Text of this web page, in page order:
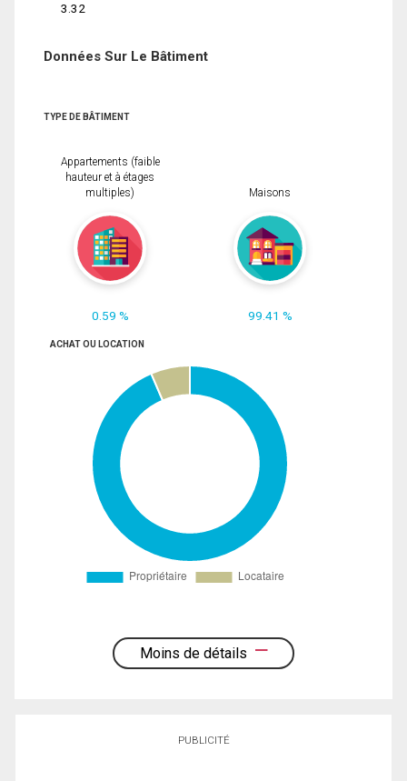
3.32
Données Sur Le Bâtiment
TYPE DE BÂTIMENT
Appartements (faible
hauteur et à étages
multiples)
0.59 %
Maisons
99.41 %
ACHAT OU LOCATION
Moins de détails
PUBLICITÉ